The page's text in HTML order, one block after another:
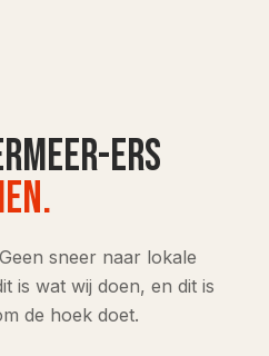
ers
sneer naar lokale
is wat wij doen, en dit is
de hoek doet.